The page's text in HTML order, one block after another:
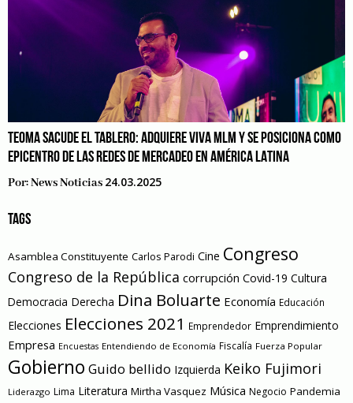
TEOMA SACUDE EL TABLERO: ADQUIERE VIVA MLM Y SE POSICIONA COMO
EPICENTRO DE LAS REDES DE MERCADEO EN AMÉRICA LATINA
Por:News Noticias 24.03.2025
TAGS
Asamblea Constituyente Carlos Parodi Cine Congreso
Congreso de la República corrupción Covid-19 Cultura
Democracia Derecha Dina Boluarte Economía Educación
Elecciones Elecciones 2021 Emprendedor Emprendimiento
Empresa Encuestas Entendiendo de Economía Fiscalía Fuerza Popular
Gobierno Guido bellido Izquierda Keiko Fujimori
Liderazgo Lima Literatura Mirtha Vasquez Música Negocio Pandemia